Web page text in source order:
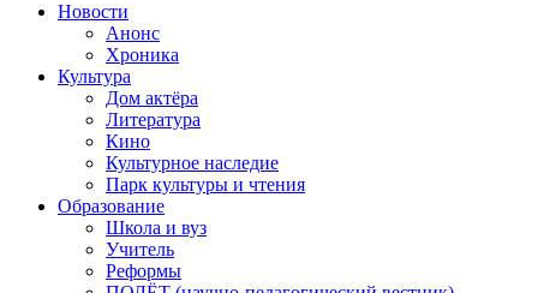
Новости
Анонс
Хроника
Культура
Дом актёра
Литература
Кино
Культурное наследие
Парк культуры и чтения
Образование
Школа и вуз
Учитель
Реформы